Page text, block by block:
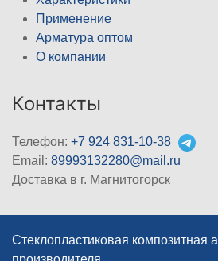
Применение
Арматура оптом
О компании
Контакты
Телефон: +7 924 831-10-38
Email: 89993132280@mail.ru
Доставка в г. Магнитогорск
Стеклопластиковая композитная